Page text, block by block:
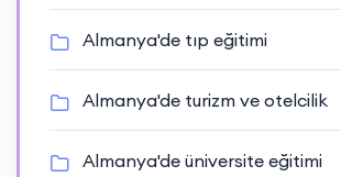
Almanya'de tıp eğitimi
Almanya'de turizm ve otelcilik
Almanya'de üniversite eğitimi